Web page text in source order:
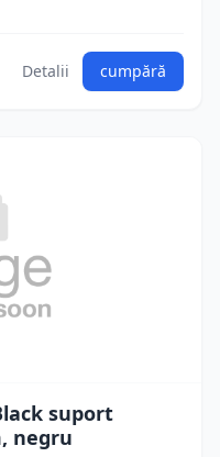
Detalii cumpără
suport
negru